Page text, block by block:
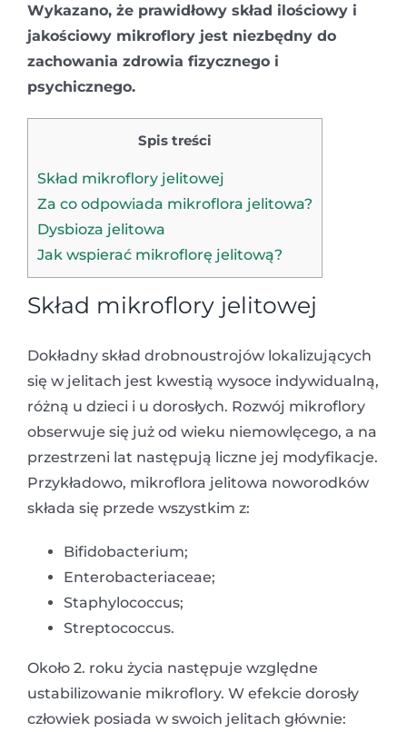
Wykazano, że prawidłowy skład ilościowy i
jakościowy mikroflory jest niezbędny do
zachowania zdrowia fizycznego i
psychicznego.
Spis treści
Skład mikroflory jelitowej
Za co odpowiada mikroflora jelitowa?
Dysbioza jelitowa
Jak wspierać mikroflorę jelitową?
Skład mikroflory jelitowej
Dokładny skład drobnoustrojów lokalizujących
się w jelitach jest kwestią wysoce indywidualną,
różną u dzieci i u dorosłych. Rozwój mikroflory
obserwuje się już od wieku niemowlęcego, a na
przestrzeni lat następują liczne jej modyfikacje.
Przykładowo, mikroflora jelitowa noworodków
składa się przede wszystkim z:
Bifidobacterium;
Enterobacteriaceae;
Staphylococcus;
Streptococcus.
Około 2. roku życia następuje względne
ustabilizowanie mikroflory. W efekcie dorosły
człowiek posiada w swoich jelitach głównie: